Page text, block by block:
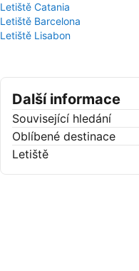
Letiště Catania
Letiště Barcelona
Letiště Lisabon
Další informace
Související hledání
Oblíbené destinace
Letiště